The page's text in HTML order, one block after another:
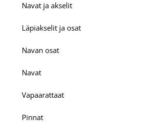
Navat ja akselit
Läpiakselit ja osat
Navan osat
Navat
Vapaarattaat
Pinnat